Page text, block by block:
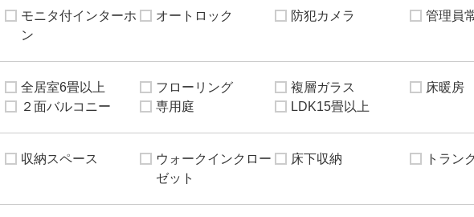
モニタ付インターホ
ン
オートロック 防犯カメラ 管理員
全居室6畳以上 フローリング 複層ガラス 床暖房
２面バルコニー
専用庭 LDK15畳以上
収納スペース
ウォークインクロー
ゼット
床下収納 トラン